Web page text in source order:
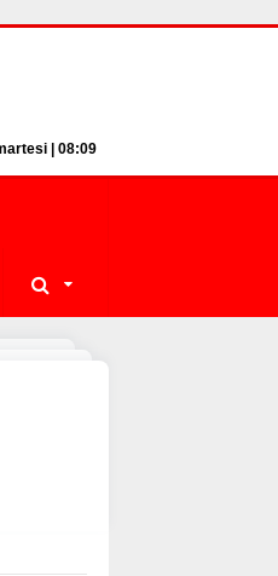
| 08:09